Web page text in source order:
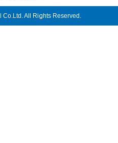
Co.Ltd. All Rights Reserved.